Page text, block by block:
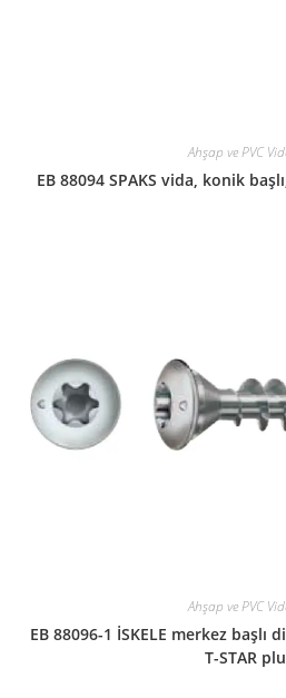
Ahşap ve PVC
EB 88094 SPAKS vida, konik
Ahşap ve PVC
EB 88096-1 İSKELE merkez
T-STAR